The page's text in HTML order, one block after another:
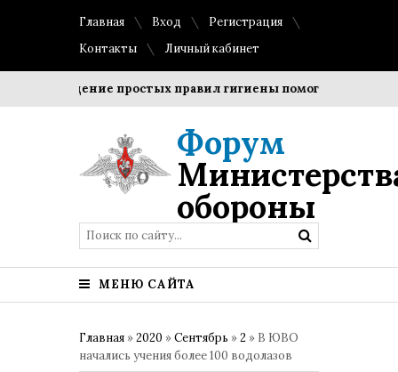
Главная Вход
Регистрация
Контакты
Личный кабинет
Соблюдение простых правил гигиены помогает
Форум
обороны
МЕНЮ САЙТА
Главная »2020 »Сентябрь »2 » В ЮВО
начались учения более 100 водолазов